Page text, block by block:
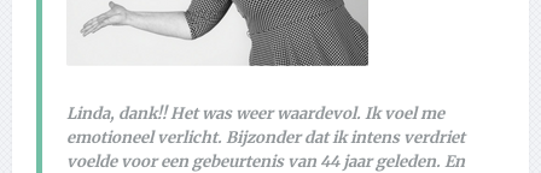
Linda, dank!! Het was weer waardevol. Ik voel me
emotioneel verlicht. Bijzonder dat ik intens verdriet
voelde voor een gebeurtenis van 44 jaar geleden. En